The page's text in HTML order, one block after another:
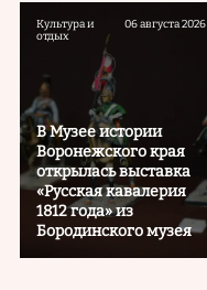
Культура и
отдых
06 августа 2026
В Музее истории
Воронежского края
открылась выставка
«Русская кавалерия
1812 года» из
Бородинского музея